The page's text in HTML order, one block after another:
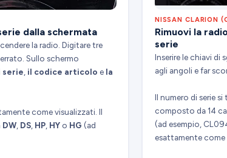
dalla schermata
la radio. Digitare tre
Sullo schermo
serie il codice articolo e la
come visualizzati. Il
DW DS HP HY o HG (ad
NISSAN CLARION
Rimuovi la
serie
Inserire le chiavi di
agli angoli e far
Il numero di serie
composto da 14
(ad esempio,
esattamente come